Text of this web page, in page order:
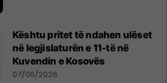
Kështu pritet të ndahen ulëset
në legjislaturën e 11-të në
Kuvendin e Kosovës
07/06/2026